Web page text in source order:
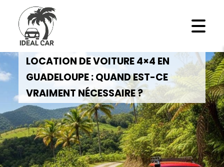
LOCATION DE VOITURE 4×4 EN
GUADELOUPE : QUAND EST-CE
VRAIMENT NÉCESSAIRE ?